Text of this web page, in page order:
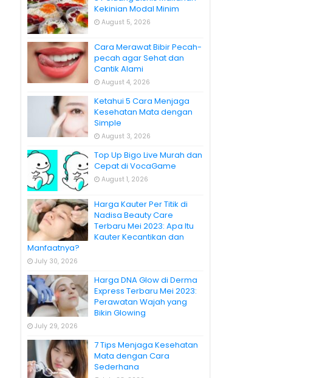
Kekinian Modal Minim
August 5, 2026
Cara Merawat Bibir Pecah-
pecah agar Sehat dan
Cantik Alami
August 4, 2026
Ketahui 5 Cara Menjaga
Kesehatan Mata dengan
Simple
August 3, 2026
Top Up Bigo Live Murah dan
Cepat di VocaGame
August 1, 2026
Harga Kauter Per Titik di
Nadisa Beauty Care
Terbaru Mei 2023: Apa Itu
Kauter Kecantikan dan
Manfaatnya?
July 30, 2026
Harga DNA Glow di Derma
Express Terbaru Mei 2023:
Perawatan Wajah yang
Bikin Glowing
July 29, 2026
7 Tips Menjaga Kesehatan
Mata dengan Cara
Sederhana